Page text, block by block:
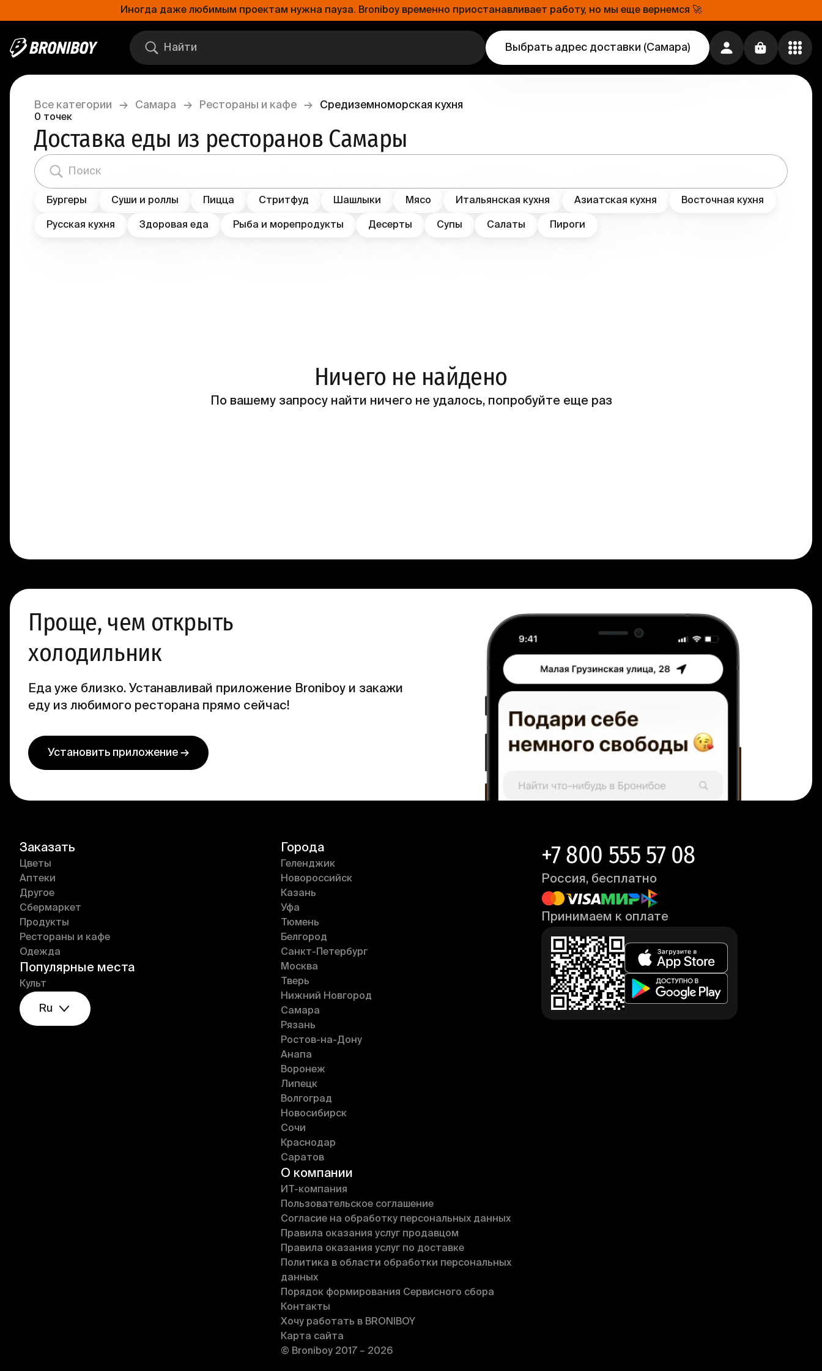
Иногда даже любимым проектам нужна пауза. Broniboy временно приостанавливает работу, но мы еще вернемся 🚀
Выбрать адрес доставки (Самара)
Все категории → Самара → Рестораны и кафе → Средиземноморская кухня
0 точек
Доставка еды из ресторанов Самары
Бургеры Суши и роллы Пицца Стритфуд Шашлыки Мясо Итальянская кухня Азиатская кухня Восточная кухня
Русская кухня Здоровая еда Рыба и морепродукты Десерты Супы Салаты Пироги
Ничего не найдено
По вашему запросу найти ничего не удалось, попробуйте еще раз
Проще, чем открыть
холодильник
Еда уже близко. Устанавливай приложение Broniboy и закажи
еду из любимого ресторана прямо сейчас!
Установить приложение →
Заказать
Цветы
Аптеки
Другое
Сбермаркет
Продукты
Рестораны и кафе
Одежда
Популярные места
Культ
Ru
Города
Геленджик
Новороссийск
Казань
Уфа
Тюмень
Белгород
Санкт-Петербург
Москва
Тверь
Нижний Новгород
Самара
Рязань
Ростов-на-Дону
Анапа
Воронеж
Липецк
Волгоград
Новосибирск
Сочи
Краснодар
Саратов
О компании
ИT-компания
Пользовательское соглашение
Согласие на обработку персональных данных
Правила оказания услуг продавцом
Правила оказания услуг по доставке
Политика в области обработки персональных
данных
Порядок формирования Сервисного сбора
Контакты
Хочу работать в BRONIBOY
Карта сайта
© Broniboy 2017 – 2026
+7 800 555 57 08
Россия, бесплатно
Принимаем к оплате